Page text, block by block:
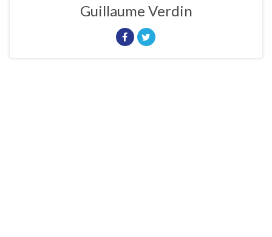
Guillaume Verdin